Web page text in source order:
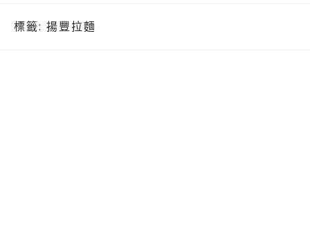
標籤: 揚豐拉麵